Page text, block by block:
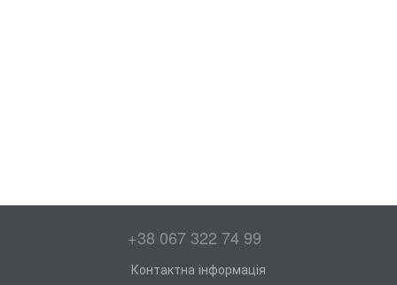
+38 067 322 74 99
Контактна інформація